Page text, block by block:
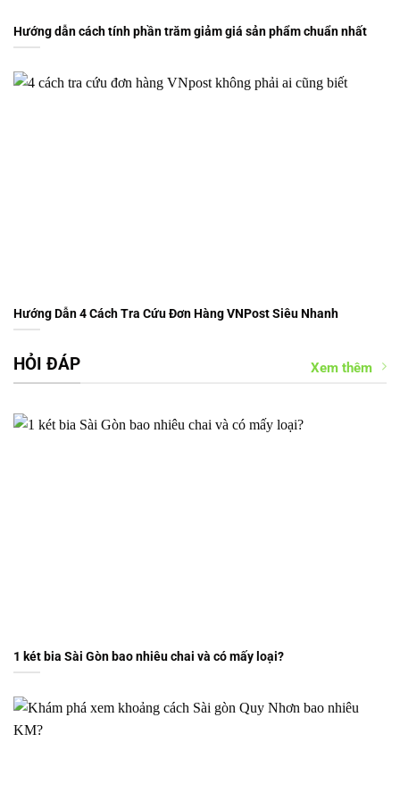
Hướng dẫn cách tính phần trăm giảm giá sản phẩm chuẩn nhất
Hướng Dẫn 4 Cách Tra Cứu Đơn Hàng VNPost Siêu Nhanh
HỎI ĐÁP Xem thêm
1 két bia Sài Gòn bao nhiêu chai và có mấy loại?